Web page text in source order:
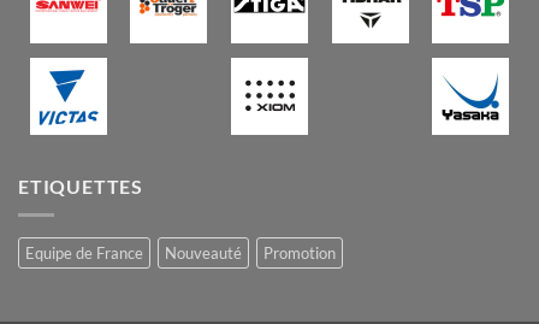
ETIQUETTES
Equipe de France Nouveauté Promotion